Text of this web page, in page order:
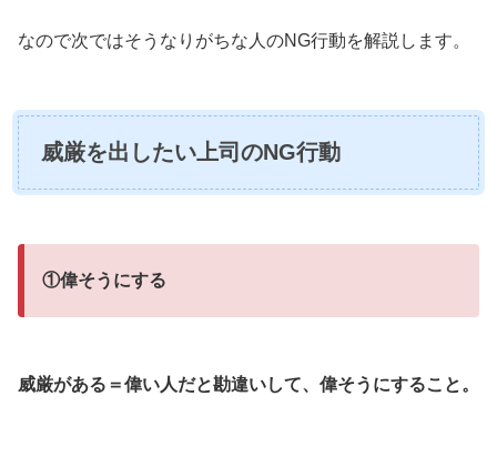
なので次ではそうなりがちな人のNG行動を解説します。
威厳を出したい上司のNG行動
①偉そうにする
威厳がある＝偉い人だと勘違いして、偉そうにすること。